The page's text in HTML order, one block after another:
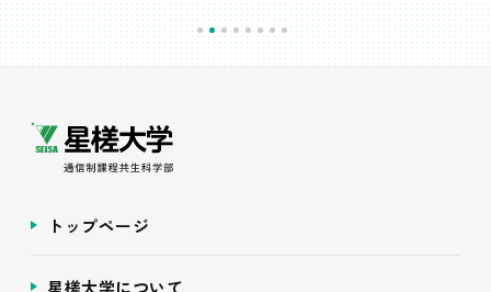
トップページ
星槎大学について